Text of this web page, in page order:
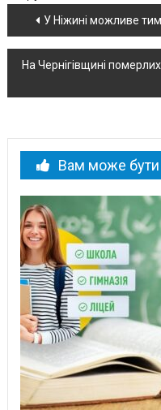
Навігація
по
новині
У Ніжині можливе
На Чернігівщині
Вам може бути